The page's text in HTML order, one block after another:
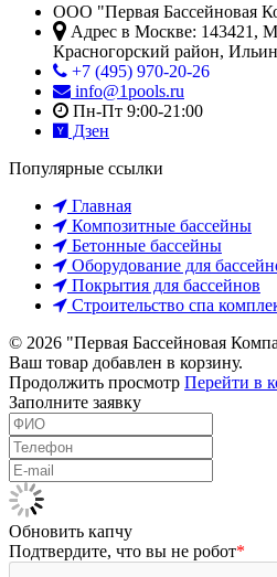
ООО "Первая Бассейновая
Адрес в Москве: 143421 ,
Красногорский район,
+7 (495) 970-20-26
info@1pools.ru
Пн-Пт 9:00-21:00
Дзен
Популярные ссылки
Главная
Композитные бассейны
Бетонные бассейны
Оборудование для
Покрытия для бассейнов
Строительство спа
© 2026 "Первая Бассейновая
Ваш товар добавлен в корзину.
Продолжить просмотр Перейти в
Заполните заявку
Обновить капчу
Подтвердите, что вы не робот*